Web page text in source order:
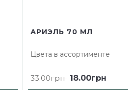
АРИЭЛЬ 70 МЛ
Цвета в ассортименте
33.00грн 18.00грн